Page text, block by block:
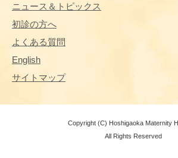
ニュース＆トピックス
初診の方へ
よくある質問
English
サイトマップ
Copyright (C) Hoshigaoka Maternity
All Rights Reserved